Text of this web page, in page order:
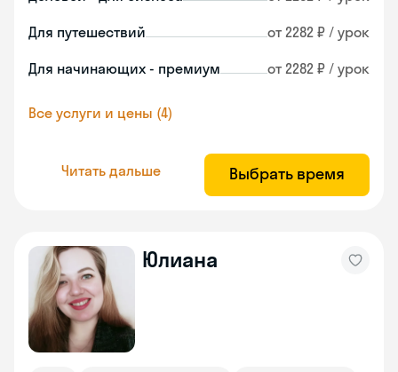
Для путешествий от 2282 ₽ / урок
Для начинающих - премиум от 2282 ₽ / урок
Все услуги и цены (4)
Читать дальше Выбрать время
Юлиана